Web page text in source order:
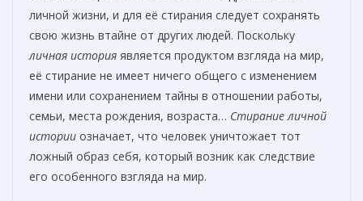
личной жизни, и для её стирания следует сохранять
свою жизнь втайне от других людей. Поскольку
личная история является продуктом взгляда на мир,
её стирание не имеет ничего общего с изменением
имени или сохранением тайны в отношении работы,
семьи, места рождения, возраста… Стирание личной
истории означает, что человек уничтожает тот
ложный образ себя, который возник как следствие
его особенного взгляда на мир.